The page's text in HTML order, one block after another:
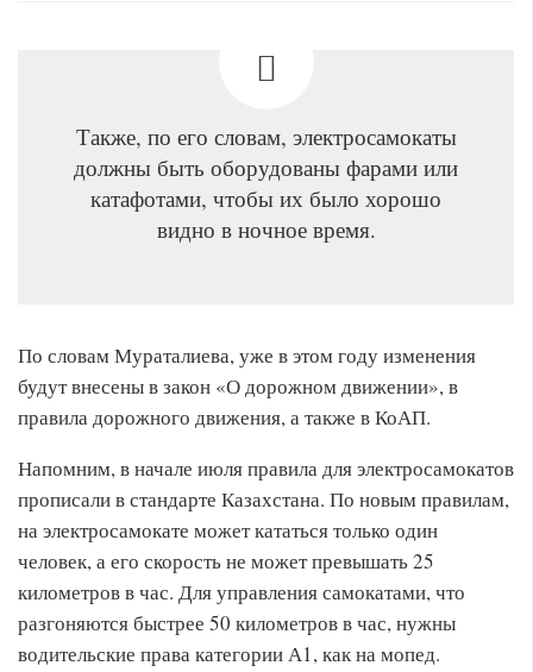
Также, по его словам, электросамокаты
должны быть оборудованы фарами или
катафотами, чтобы их было хорошо
видно в ночное время.
По словам Мураталиева, уже в этом году изменения
будут внесены в закон «О дорожном движении», в
правила дорожного движения, а также в КоАП.
Напомним, в начале июля правила для электросамокатов
прописали в стандарте Казахстана. По новым правилам,
на электросамокате может кататься только один
человек, а его скорость не может превышать 25
километров в час. Для управления самокатами, что
разгоняются быстрее 50 километров в час, нужны
водительские права категории А1, как на мопед.